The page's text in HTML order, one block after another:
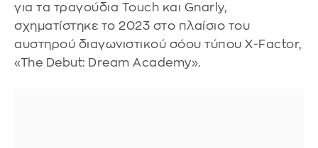
για τα τραγούδια Touch και Gnarly,
σχηματίστηκε το 2023 στο πλαίσιο του
αυστηρού διαγωνιστικού σόου τύπου X-Factor,
«The Debut: Dream Academy».